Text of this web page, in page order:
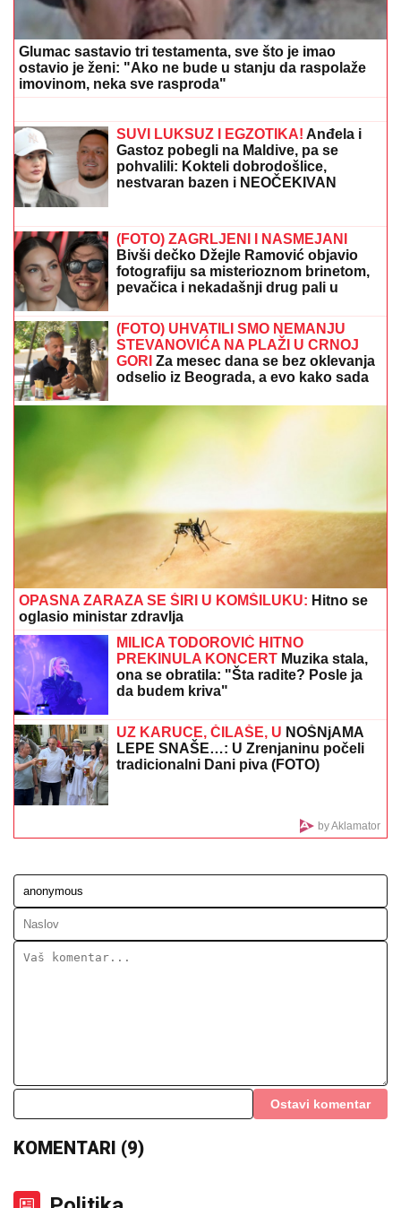
prevezeni na VMA
"TO JE TUŽNO, NISAM ZNALA ŠTA JE
MORE, PRVI MOMAK ME ODVEO"
je prvi put otišla na letovanje i umalo
se rasplakala
"Majo, Asmin je bio sa Gabi bankarkom i biće opet,
pazi se!" Stiglo upozorenje koje će napraviti još veći
razdor
TUGA U DOMU PEVAČAUmro mu je
očuh, bio mu je najveća podrška:
"Počivaj u miru"
Tompsonova sramna izjava o vojnoj
operaciji - evo šta je pričao pre tri
decenije: "PUŠKU IZ RATA čuvam kao
suvenir"
Glumac sastavio tri testamenta, sve što je imao
ostavio je ženi: "Ako ne bude u stanju da raspolaže
imovinom, neka sve rasproda"
SABALENKA DOBRO KRENULA:
Beloruskinja pobedila u Torontu i
nestvaran bazen i NEOČEKIVAN
je deo ove sume uložila u promenu profesije